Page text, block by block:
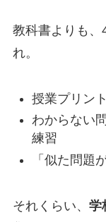
教科書よりも、
れ。
授業プリン
わからない
練習
「似た問題
それくらい、 学